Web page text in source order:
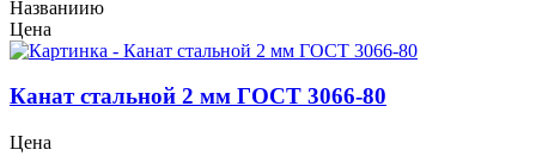
Названиию
Цена
Канат стальной 2 мм ГОСТ 3066-80
Цена